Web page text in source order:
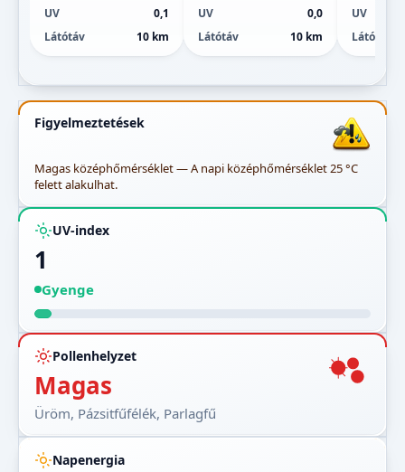
UV
0,1
Látótáv
10 km
UV
0,0
Látótáv
10 km
UV
Látótáv
Figyelmeztetések
Magas középhőmérséklet — A napi középhőmérséklet 25 °C
felett alakulhat.
UV-index
1
Gyenge
Pollenhelyzet
Magas
Üröm, Pázsitfűfélék, Parlagfű
Napenergia